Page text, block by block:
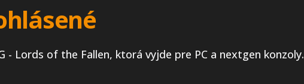
- Lords of the Fallen, ktorá vyjde pre PC a nextgen konzoly.